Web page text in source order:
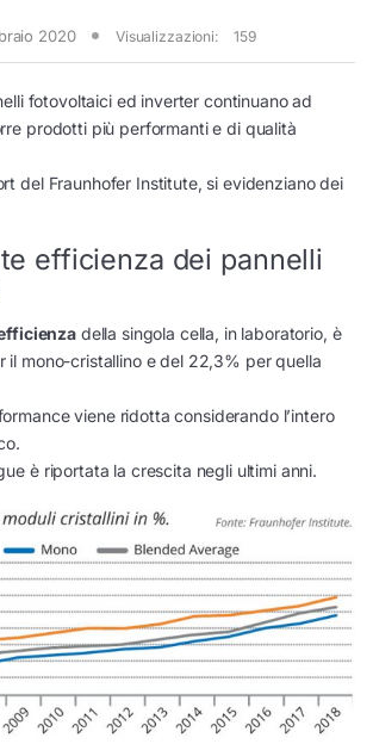
2020 Visualizzazioni: 159
fotovoltaici ed inverter continuano ad
prodotti più performanti e di qualità
del Fraunhofer Institute, si evidenziano dei
efficienza dei pannelli
della singola cella, in laboratorio, è
il mono-cristallino e del 22,3% per quella
viene ridotta considerando l’intero
è riportata la crescita negli ultimi anni.